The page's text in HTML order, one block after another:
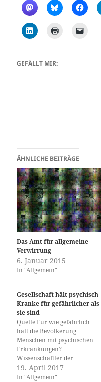
GEFÄLLT MIR:
ÄHNLICHE BEITRÄGE
Das Amt für allgemeine
Verwirrung
6. Januar 2015
In "Allgemein"
Gesellschaft hält psychisch
Kranke für gefährlicher als
sie sind
Quelle Für wie gefährlich
hält die Bevölkerung
Menschen mit psychischen
Erkrankungen?
Wissenschaftler der
Universität Basel und der
Universitären
19. April 2017
In "Allgemein"